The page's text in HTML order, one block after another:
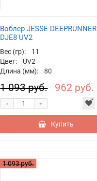
Воблер JESSE DEEPRUNNER
DJE8 UV2
Вес (гр):
11
Цвет:
UV2
Длина (мм):
80
1 093 руб. 962 руб.
+
-
Купить
1 093 руб.